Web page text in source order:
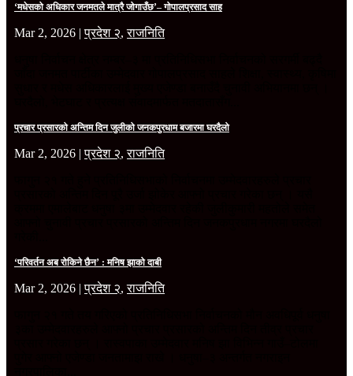
‘मधेसको अधिकार जनमतले मात्रै जोगाउँछ’– गोपालप्रसाद साह
Mar 2, 2026 |प्रदेश २,राजनिति
प्रचार प्रसारको अन्तिम दिन जुलीको जनकपुरधाम बजारमा घरदैलो
Mar 2, 2026 |प्रदेश २,राजनिति
‘परिवर्तन अब रोकिने छैन’ : मनिष झाको दाबी
Mar 2, 2026 |प्रदेश २,राजनिति